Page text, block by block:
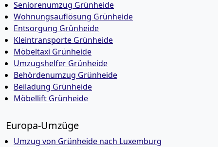
Seniorenumzug Grünheide
Wohnungsauflösung Grünheide
Entsorgung Grünheide
Kleintransporte Grünheide
Möbeltaxi Grünheide
Umzugshelfer Grünheide
Behördenumzug Grünheide
Beiladung Grünheide
Möbellift Grünheide
Europa-Umzüge
Umzug von Grünheide nach Luxemburg